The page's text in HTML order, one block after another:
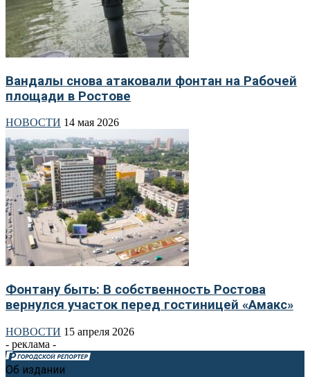
Вандалы снова атаковали фонтан на Рабочей
площади в Ростове
НОВОСТИ 14 мая 2026
Фонтану быть: В собственность Ростова
вернулся участок перед гостиницей «Амакс»
НОВОСТИ 15 апреля 2026
- реклама -
Об издании